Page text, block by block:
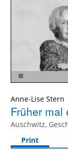
Anne-Lise Stern
Früher mal
Auschwitz,
Print